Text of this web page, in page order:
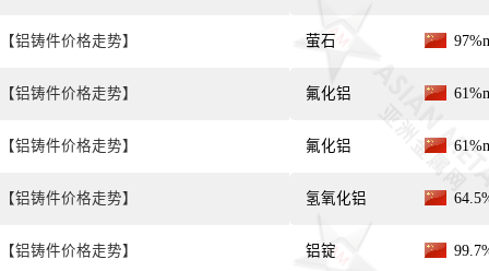
【铝铸件价格走势】
【铝铸件价格走势】
【铝铸件价格走势】
【铝铸件价格走势】
【铝铸件价格走势】
萤石
氟化铝
氟化铝
氢氧化铝
铝锭